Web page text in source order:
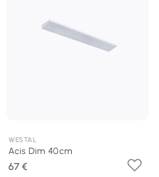
WESTAL
Acis Dim 40cm
67 €